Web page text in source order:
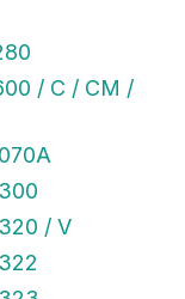
/ C / CM /
/ V